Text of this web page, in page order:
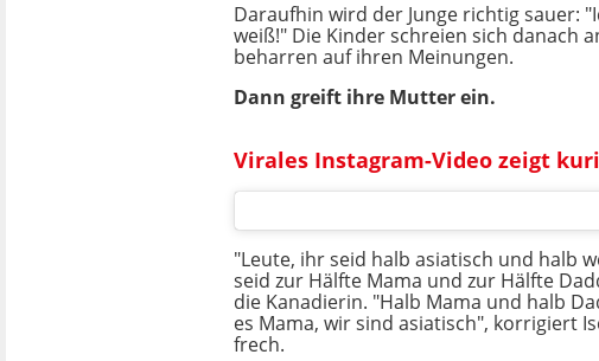
Daraufhin wird der Junge richtig sauer:
weiß!" Die Kinder schreien sich danach
beharren auf ihren Meinungen.
Dann greift ihre Mutter ein.
Virales Instagram-Video zeigt
"Leute, ihr seid halb asiatisch und halb
seid zur Hälfte Mama und zur Hälfte
die Kanadierin. "Halb Mama und halb
es Mama, wir sind asiatisch", korrigiert
frech.